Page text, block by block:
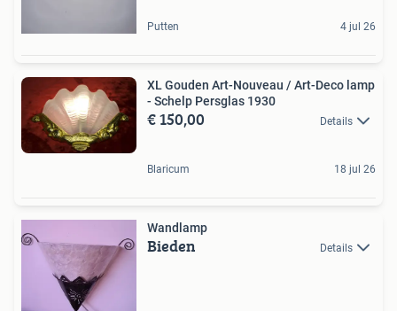
Putten 4 jul 26
XL Gouden Art-Nouveau / Art-Deco lamp
- Schelp Persglas 1930
€ 150,00 Details
Blaricum 18 jul 26
Wandlamp
Bieden Details